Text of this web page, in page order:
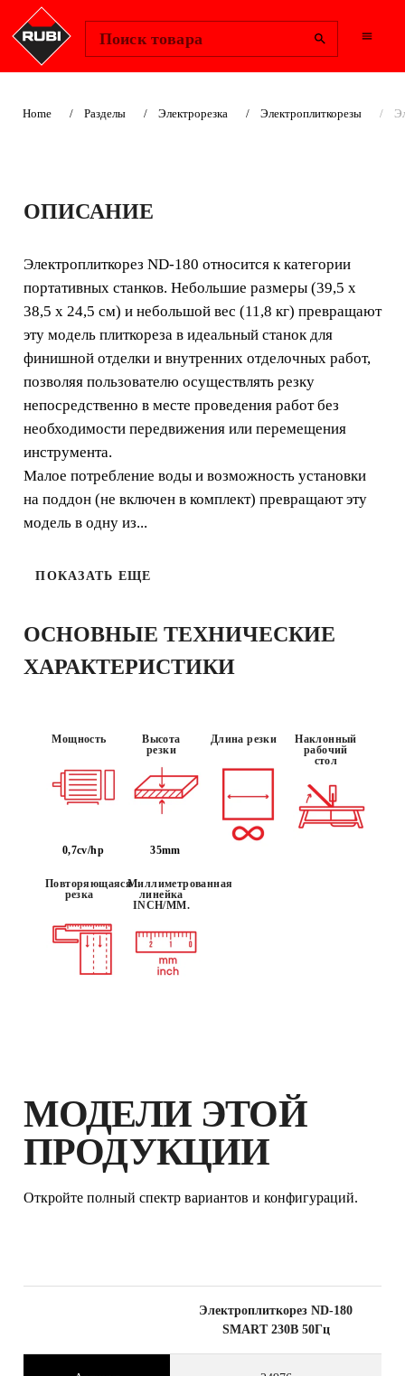
Поиск товара
Home Разделы Электрорезка Электроплиткорезы
ЭЛЕКТРОПЛИТКОР
ЕЗ ND-180 SMART
ПОРТАТИВНЫЙ
ЭЛЕКТРОПЛИТКОРЕЗ.
Электроплиткорез ND-180 относится к категории
портативных станков. Небольшие размеры (39,5 x
38,5 x 24,5 см) и небольшой вес (11,8 кг) превращают
эту модель плиткореза в идеальный станок для
финишной отделки
ИСПОЛЬЗО
ЗАРЕГИСТРИРУЙ ЭТУ
ПРОДУКЦИЮ В КЛУБЕ RUBI И
ПОЛУЧИДО 17
БАЛЛОВ
ГАРАНТИЮ
ОПИСАНИЕ
Электроплиткорез ND-180 относится к категории
портативных станков. Небольшие размеры (39,5 x
38,5 x 24,5 см) и небольшой вес (11,8 кг) превращают
эту модель плиткореза в идеальный станок для
финишной отделки и внутренних отделочных работ,
позволяя пользователю осуществлять резку
непосредственно в месте проведения работ без
необходимости передвижения или перемещения
инструмента.
Малое потребление воды и возможность установки
на поддон (не включен в комплект) превращают эту
модель в одну из...
ПОКАЗАТЬ ЕЩЕ
ОСНОВНЫЕ ТЕХНИЧЕСКИЕ
ХАРАКТЕРИСТИКИ
Мощность
0,7cv/hp
Высота
резки
35mm
Длина резки
Наклонный
рабочий
стол
Повторяющаяся
резка
Миллиметрованная
линейка
INCH/MM.
МОДЕЛИ ЭТОЙ
ПРОДУКЦИИ
Откройте полный спектр вариантов и конфигураций.
Электроплиткорез ND-180
SMART 230В 50Гц